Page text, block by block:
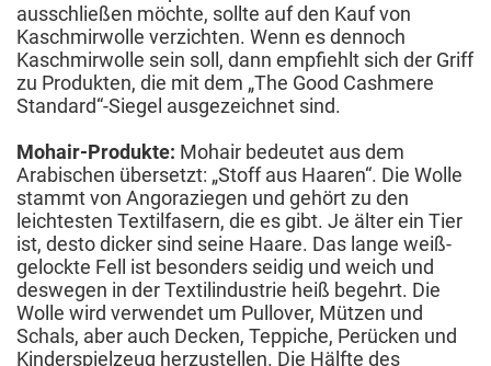
ausschließen möchte, sollte auf den Kauf von
Kaschmirwolle verzichten. Wenn es dennoch
Kaschmirwolle sein soll, dann empfiehlt sich der Griff
zu Produkten, die mit dem „The Good Cashmere
Standard“-Siegel ausgezeichnet sind.
Mohair-Produkte: Mohair bedeutet aus dem
Arabischen übersetzt: „Stoff aus Haaren“. Die Wolle
stammt von Angoraziegen und gehört zu den
leichtesten Textilfasern, die es gibt. Je älter ein Tier
ist, desto dicker sind seine Haare. Das lange weiß-
gelockte Fell ist besonders seidig und weich und
deswegen in der Textilindustrie heiß begehrt. Die
Wolle wird verwendet um Pullover, Mützen und
Schals, aber auch Decken, Teppiche, Perücken und
Kinderspielzeug herzustellen. Die Hälfte des